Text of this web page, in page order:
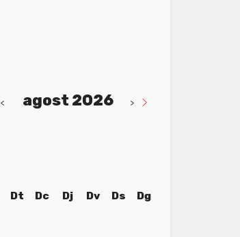
< agost 2026 >
Dt Dc Dj Dv Ds Dg